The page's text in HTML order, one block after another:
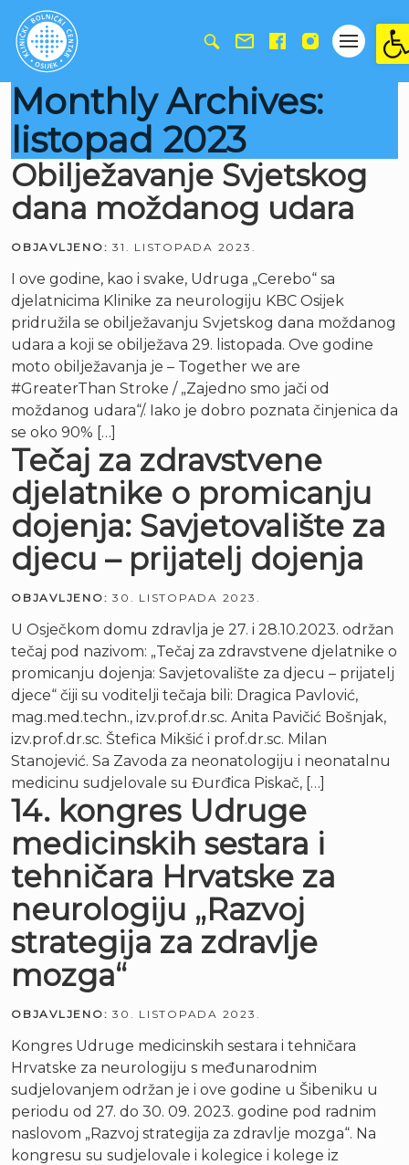
Monthly Archives:
listopad 2023
Obilježavanje Svjetskog
dana moždanog udara
OBJAVLJENO: 31. LISTOPADA 2023.
I ove godine, kao i svake, Udruga „Cerebo“ sa
djelatnicima Klinike za neurologiju KBC Osijek
pridružila se obilježavanju Svjetskog dana moždanog
udara a koji se obilježava 29. listopada. Ove godine
moto obilježavanja je – Together we are
#GreaterThan Stroke / „Zajedno smo jači od
moždanog udara“/. Iako je dobro poznata činjenica da
se oko 90% […]
Tečaj za zdravstvene
djelatnike o promicanju
dojenja: Savjetovalište za
djecu – prijatelj dojenja
OBJAVLJENO: 30. LISTOPADA 2023.
U Osječkom domu zdravlja je 27. i 28.10.2023. održan
tečaj pod nazivom: „Tečaj za zdravstvene djelatnike o
promicanju dojenja: Savjetovalište za djecu – prijatelj
djece“ čiji su voditelji tečaja bili: Dragica Pavlović,
mag.med.techn., izv.prof.dr.sc. Anita Pavičić Bošnjak,
izv.prof.dr.sc. Štefica Mikšić i prof.dr.sc. Milan
Stanojević. Sa Zavoda za neonatologiju i neonatalnu
medicinu sudjelovale su Đurđica Piskač, […]
14. kongres Udruge
medicinskih sestara i
tehničara Hrvatske za
neurologiju „Razvoj
strategija za zdravlje
mozga“
OBJAVLJENO: 30. LISTOPADA 2023.
Kongres Udruge medicinskih sestara i tehničara
Hrvatske za neurologiju s međunarodnim
sudjelovanjem održan je i ove godine u Šibeniku u
periodu od 27. do 30. 09. 2023. godine pod radnim
naslovom „Razvoj strategija za zdravlje mozga“. Na
kongresu su sudjelovale i kolegice i kolege iz